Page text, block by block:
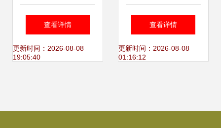
中心（大连）第一
分公司 信息技术咨
查看详情
更新时间：2026-08-08
19:05:40
国家网络安全宣传
周，创新产品技术
查看详情
更新时间：2026-08-08
01:16:12